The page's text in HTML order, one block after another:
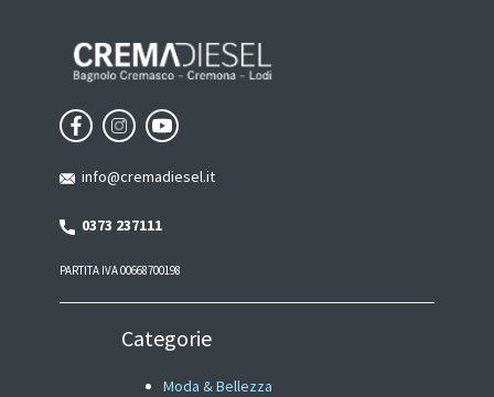
info@cremadiesel.it
0373 237111
PARTITA IVA 00668700198
Categorie
Moda & Bellezza